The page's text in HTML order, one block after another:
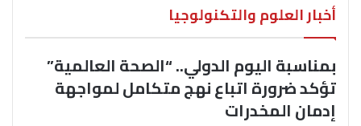
أخبار العلوم والتكنولوجيا
بمناسبة اليوم الدولي.. “الصحة العالمية”
تؤكد ضرورة اتباع نهج متكامل لمواجهة
إدمان المخدرات